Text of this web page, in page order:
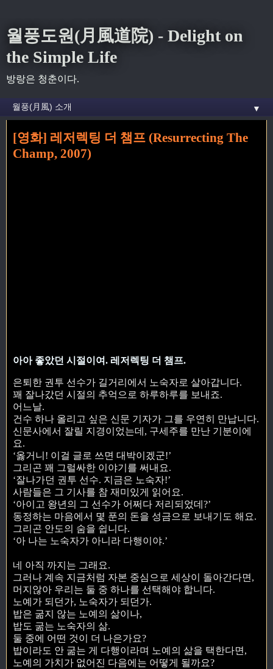
월풍도원(月風道院) - Delight on
the Simple Life
방랑은 청춘이다.
▼
» 사무엘 L. 잭슨 꼬리가 달린 글
[영화] 레저렉팅 더 챔프 (Resurrecting The
Champ, 2007)
아아 좋았던 시절이여. 레저렉팅 더 챔프.
은퇴한 권투 선수가 길거리에서 노숙자로 살아갑니다.
꽤 잘나갔던 시절의 추억으로 하루하루를 보내죠.
어느날.
건수 하나 올리고 싶은 신문 기자가 그를 우연히 만납니다.
신문사에서 잘릴 지경이었는데, 구세주를 만난 기분이에
요.
‘옳거니! 이걸 글로 쓰면 대박이겠군!’
그리곤 꽤 그럴싸한 이야기를 써내요.
‘잘나가던 권투 선수. 지금은 노숙자!’
사람들은 그 기사를 참 재미있게 읽어요.
‘아이고 왕년의 그 선수가 어쩌다 저리되었데?’
동정하는 마음에서 몇 푼의 돈을 성금으로 보내기도 해요.
그리곤 안도의 숨을 쉽니다.
‘아 나는 노숙자가 아니라 다행이야.’
네 아직 까지는 그래요.
그러나 계속 지금처럼 자본 중심으로 세상이 돌아간다면,
머지않아 우리는 둘 중 하나를 선택해야 합니다.
노예가 되던가, 노숙자가 되던가.
밥은 굶지 않는 노예의 삶이나,
밥도 굶는 노숙자의 삶.
둘 중에 어떤 것이 더 나은가요?
밥이라도 안 굶는 게 다행이라며 노예의 삶을 택한다면,
노예의 가치가 없어진 다음에는 어떻게 될까요?